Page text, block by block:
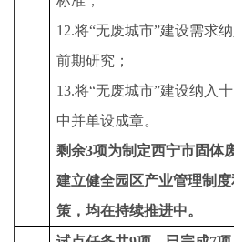
12.将“无废城市”建设需求
前期研究；
13.将“无废城市”建设纳入
中并单设成章。
剩余3项为制定西宁市固体
建立健全园区产业管理制
策，均在持续推进中。